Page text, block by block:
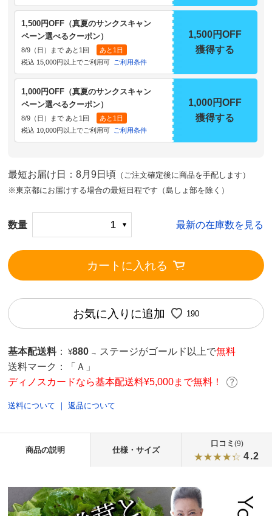
1,500円OFF（真夏のサンクスキャン
ペーン選べるクーポン）
8/9（日）まで あと1回
あと1日
税込 15,000円以上でご利用可
ご利用条件
1,500円OFF
獲得する
1,000円OFF（真夏のサンクスキャン
ペーン選べるクーポン）
8/9（日）まで あと1回
あと1日
税込 10,000円以上でご利用可
ご利用条件
1,000円OFF
獲得する
最短お届け日：8月9日頃 （ご注文確定後に商品を手配します）
※東京都にお届けする場合の最短日程です（島しょ部を除く）
数量 1 最新の在庫数を見る
カートに入れる
お気に入りに追加 190
基本配送料 ： ¥880 → ステージがゴールド以上で無料
送料マーク：
「Ａ」
ディノスカードなら基本配送料¥5,000まで無料！
送料について ｜返品について
商品の説明 仕様・サイズ
口コミ (9)
4.2